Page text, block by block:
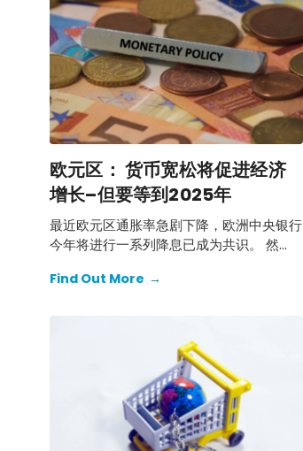
欧元区： 货币宽松将促进经济
增长–但要等到2025年
最近欧元区通胀率急剧下降，欧洲中央银行
今年将进行一系列降息已成为共识。 然
2025 年之前，宽松货币政策不会对经济增
Find Out More →